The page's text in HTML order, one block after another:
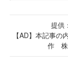
提供
【AD】本記事
作 株